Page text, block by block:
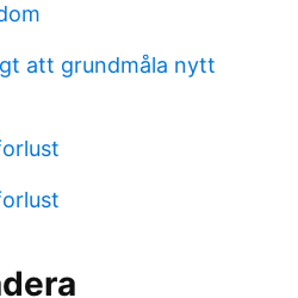
att grundmåla nytt